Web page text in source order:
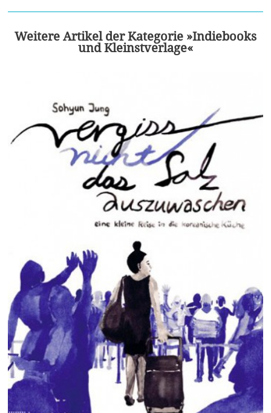
Weitere Artikel der Kategorie »Indiebooks
und Kleinstverlage«